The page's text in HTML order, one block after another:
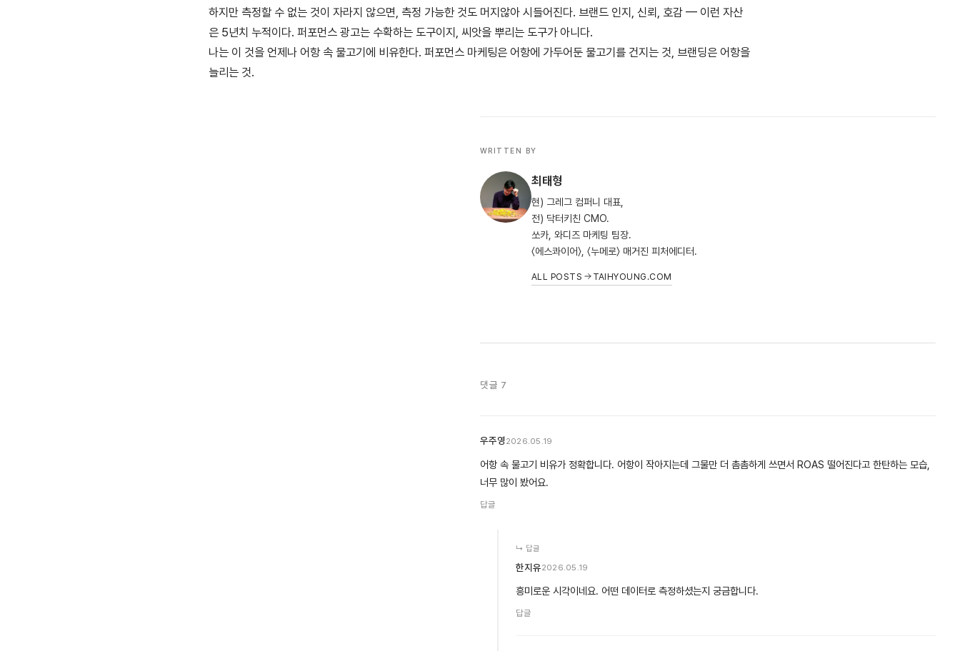
하지만 측정할 수 없는 것이 자라지 않으면, 측정 가능한 것도 머지않아 시들어진다. 브랜드 인지, 신뢰, 호감 — 이런 자산
은 5년치 누적이다. 퍼포먼스 광고는 수확하는 도구이지, 씨앗을 뿌리는 도구가 아니다.
나는 이 것을 언제나 어항 속 물고기에 비유한다. 퍼포먼스 마케팅은 어항에 가두어둔 물고기를 건지는 것, 브랜딩은 어항을
늘리는 것.
WRITTEN BY
최태형
현) 그레그 컴퍼니 대표,
전) 닥터키친 CMO.
쏘카, 와디즈 마케팅 팀장.
〈에스콰이어〉, 〈누메로〉 매거진 피처에디터.
ALL POSTS TAIHYOUNG.COM
댓글 7
우주영2026.05.19
어항 속 물고기 비유가 정확합니다. 어항이 작아지는데 그물만 더 촘촘하게 쓰면서 ROAS 떨어진다고 한탄하는 모습,
너무 많이 봤어요.
답글
↳ 답글
한지유2026.05.19
흥미로운 시각이네요. 어떤 데이터로 측정하셨는지 궁금합니다.
답글